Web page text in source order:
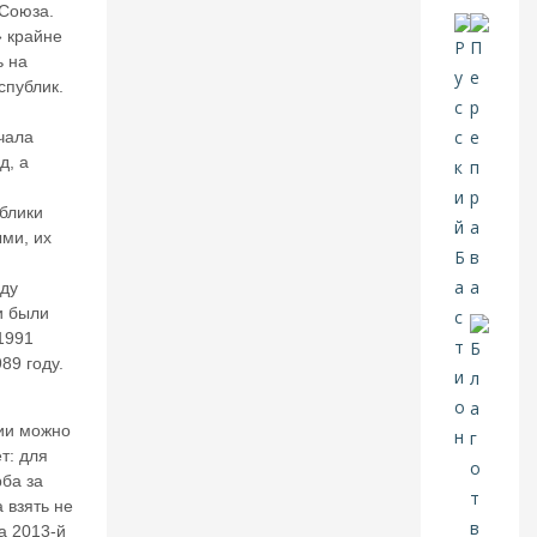
е
л
ет
у
н
н
в
ы
х
р
ы
крайне
на
а
их
были
году.
можно
для
за
не
2013-й